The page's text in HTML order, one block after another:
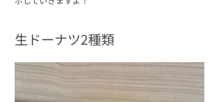
生ドーナツ2種類